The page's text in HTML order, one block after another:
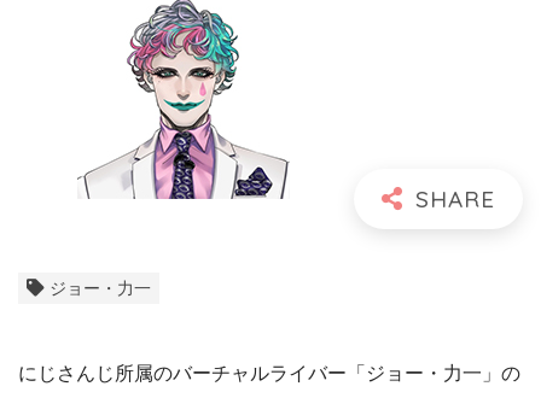
ジョー・力一
にじさんじ所属のバーチャルライバー「ジョー・力一」の